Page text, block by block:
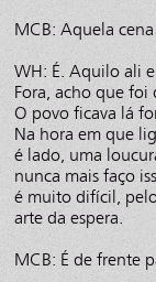
MCB: Aquela
WH: É. Aquilo ali
Fora, acho que foi
O povo ficava lá
Na hora em que
é lado, uma
nunca mais faço
é muito difícil,
arte da espera.
MCB: É de frente